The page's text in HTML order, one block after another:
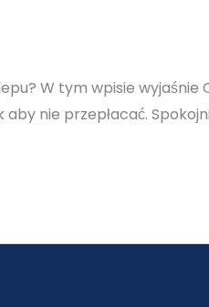
W tym wpisie wyjaśnie
nie przepłacać.